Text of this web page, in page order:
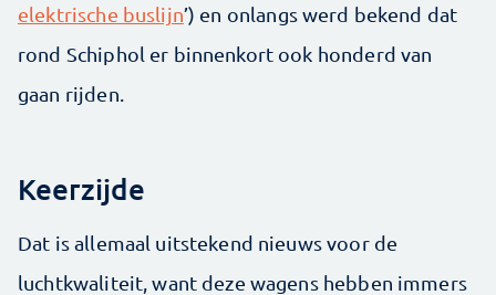
elektrische buslijn’) en onlangs werd bekend dat
rond Schiphol er binnenkort ook honderd van
gaan rijden.
Keerzijde
Dat is allemaal uitstekend nieuws voor de
luchtkwaliteit, want deze wagens hebben immers